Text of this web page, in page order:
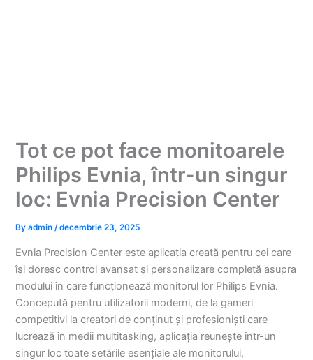
Tot ce pot face monitoarele
Philips Evnia, într-un singur
loc: Evnia Precision Center
Byadmin/decembrie 23, 2025
Evnia Precision Center este aplicația creată pentru cei care
își doresc control avansat și personalizare completă asupra
modului în care funcționează monitorul lor Philips Evnia.
Concepută pentru utilizatorii moderni, de la gameri
competitivi la creatori de conținut și profesioniști care
lucrează în medii multitasking, aplicația reunește într-un
singur loc toate setările esențiale ale monitorului,